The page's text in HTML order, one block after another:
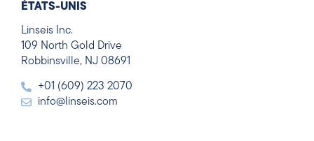
ÉTATS-UNIS
Linseis Inc.
109 North Gold Drive
Robbinsville, NJ 08691
+01 (609) 223 2070
info@linseis.com